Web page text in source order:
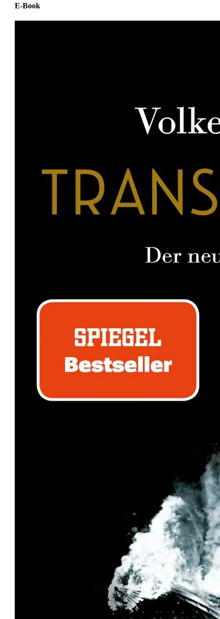
E-Book